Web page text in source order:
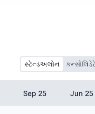
સ્ટેન્ડઅલોન
Sep 25 Jun 25